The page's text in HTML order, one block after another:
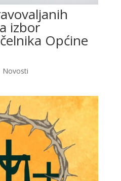
izbor
Općine
Novosti